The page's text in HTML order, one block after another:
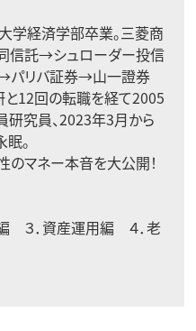
学経済学部卒業。三菱商
託→シュローダー投信
パリバ証券→山一證券
12回の転職を経て2005
究員、2023年3月から
。
のマネー本音を大公開！
３． 資産運用編 ４．老